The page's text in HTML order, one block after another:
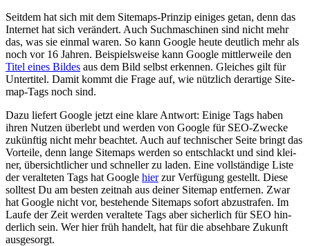
Seit­dem hat sich mit dem Site­maps-Prin­zip eini­ges getan, denn das
Inter­net hat sich ver­än­dert. Auch Such­ma­schi­nen sind nicht mehr
das, was sie ein­mal waren. So kann Goog­le heu­te deut­lich mehr als
noch vor 16 Jah­ren. Bei­spiels­wei­se kann Goog­le mitt­ler­wei­le den
Titel eines Bil­des aus dem Bild selbst erken­nen. Glei­ches gilt für
Unter­ti­tel. Damit kommt die Fra­ge auf, wie nütz­lich der­ar­ti­ge Site­
map-Tags noch sind.
Dazu lie­fert Goog­le jetzt eine kla­re Ant­wort: Eini­ge Tags haben
ihren Nut­zen über­lebt und wer­den von Goog­le für SEO-Zwe­cke
zukünf­tig nicht mehr beach­tet. Auch auf tech­ni­scher Sei­te bringt das
Vor­tei­le, denn lan­ge Site­maps wer­den so ent­schlackt und sind klei­
ner, über­sicht­li­cher und schnel­ler zu laden. Eine voll­stän­di­ge Lis­te
der ver­al­te­ten Tags hat Goog­le hierzur Ver­fü­gung gestellt. Die­se
soll­test Du am bes­ten zeit­nah aus dei­ner Site­map ent­fer­nen. Zwar
hat Goog­le nicht vor, bestehen­de Site­maps sofort abzu­stra­fen. Im
Lau­fe der Zeit wer­den ver­al­te­te Tags aber sicher­lich für SEO hin­
der­lich sein. Wer hier früh han­delt, hat für die abseh­ba­re Zukunft
aus­ge­sorgt.